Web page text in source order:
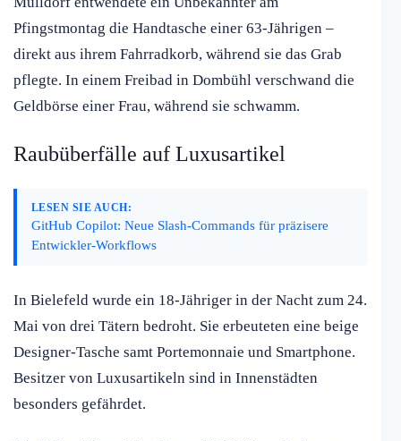
Pfingstmontag die Handtasche einer 63-Jährigen –
direkt aus ihrem Fahrradkorb, während sie das Grab
pflegte. In einem Freibad in Dombühl verschwand die
Geldbörse einer Frau, während sie schwamm.
Raubüberfälle auf Luxusartikel
LESEN SIE AUCH:
GitHub Copilot: Neue Slash-Commands für präzisere
Entwickler-Workflows
In Bielefeld wurde ein 18-Jähriger in der Nacht zum 24.
Mai von drei Tätern bedroht. Sie erbeuteten eine beige
Designer-Tasche samt Portemonnaie und Smartphone.
Besitzer von Luxusartikeln sind in Innenstädten
besonders gefährdet.